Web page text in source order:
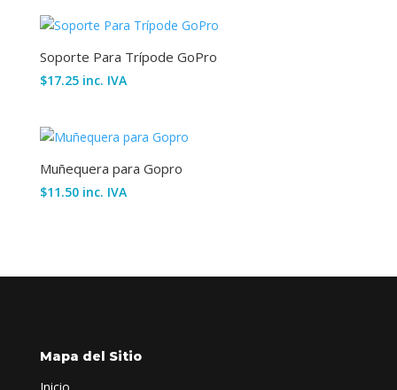
Soporte Para Trípode GoPro
$17.25 inc. IVA
Muñequera para Gopro
$11.50 inc. IVA
Mapa del Sitio
Inicio